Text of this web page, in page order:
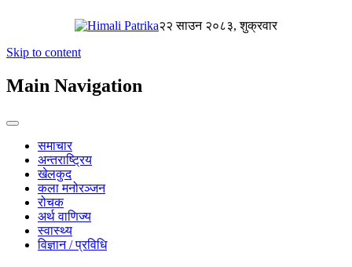
२२ साउन २०८३, शुक्रवार
Skip to content
Main Navigation
समाचार
अन्तराष्ट्रिय
खेलकुद
कला मनोरञ्जन
रोचक
अर्थ वाणिज्य
स्वास्थ्य
विज्ञान / प्रविधि